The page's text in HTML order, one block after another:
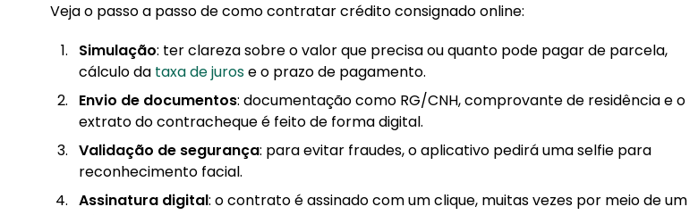
Veja o passo a passo de como contratar crédito consignado online:
Simulação: ter clareza sobre o valor que precisa ou quanto pode pagar de parcela,
cálculo da taxa de jurose o prazo de pagamento.
Envio de documentos: documentação como RG/CNH, comprovante de residência e o
extrato do contracheque é feito de forma digital.
Validação de segurança: para evitar fraudes, o aplicativo pedirá uma selfie para
reconhecimento facial.
Assinatura digital: o contrato é assinado com um clique, muitas vezes por meio de um